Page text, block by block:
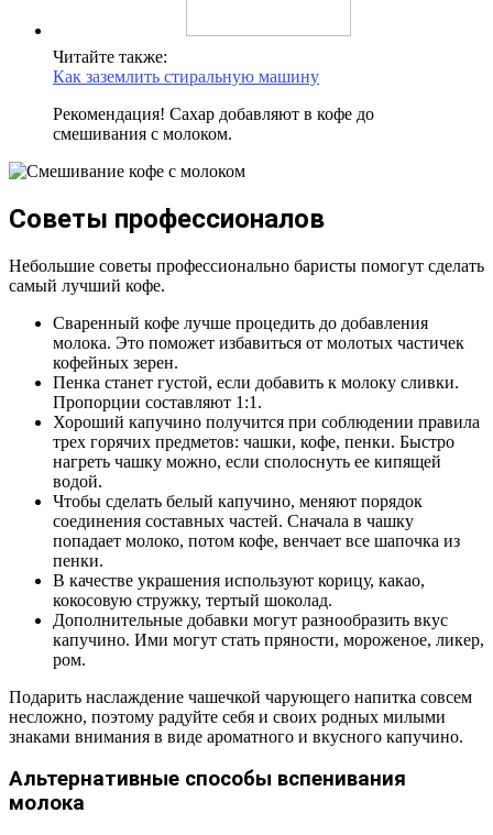
Читайте также:
Как заземлить стиральную машину
Рекомендация! Сахар добавляют в кофе до
смешивания с молоком.
Советы профессионалов
Небольшие советы профессионально баристы помогут сделать
самый лучший кофе.
Сваренный кофе лучше процедить до добавления
молока. Это поможет избавиться от молотых частичек
кофейных зерен.
Пенка станет густой, если добавить к молоку сливки.
Пропорции составляют 1:1.
Хороший капучино получится при соблюдении правила
трех горячих предметов: чашки, кофе, пенки. Быстро
нагреть чашку можно, если сполоснуть ее кипящей
водой.
Чтобы сделать белый капучино, меняют порядок
соединения составных частей. Сначала в чашку
попадает молоко, потом кофе, венчает все шапочка из
пенки.
В качестве украшения используют корицу, какао,
кокосовую стружку, тертый шоколад.
Дополнительные добавки могут разнообразить вкус
капучино. Ими могут стать пряности, мороженое, ликер,
ром.
Подарить наслаждение чашечкой чарующего напитка совсем
несложно, поэтому радуйте себя и своих родных милыми
знаками внимания в виде ароматного и вкусного капучино.
Альтернативные способы вспенивания
молока